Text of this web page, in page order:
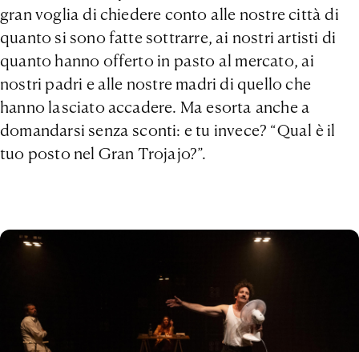
gran voglia di chiedere conto alle nostre città di
quanto si sono fatte sottrarre, ai nostri artisti di
quanto hanno offerto in pasto al mercato, ai
nostri padri e alle nostre madri di quello che
hanno lasciato accadere. Ma esorta anche a
domandarsi senza sconti: e tu invece? “Qual è il
tuo posto nel Gran Trojajo?”.